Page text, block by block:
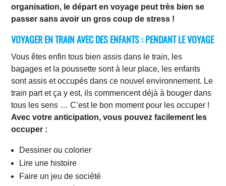
organisation, le départ en voyage peut très bien se
passer sans avoir un gros coup de stress !
VOYAGER EN TRAIN AVEC DES ENFANTS : PENDANT LE VOYAGE
Vous êtes enfin tous bien assis dans le train, les
bagages et la poussette sont à leur place, les enfants
sont assis et occupés dans ce nouvel environnement. Le
train part et ça y est, ils commencent déjà à bouger dans
tous les sens … C’est le bon moment pour les occuper !
Avec votre anticipation, vous pouvez facilement les
occuper :
Dessiner ou colorier
Lire une histoire
Faire un jeu de société